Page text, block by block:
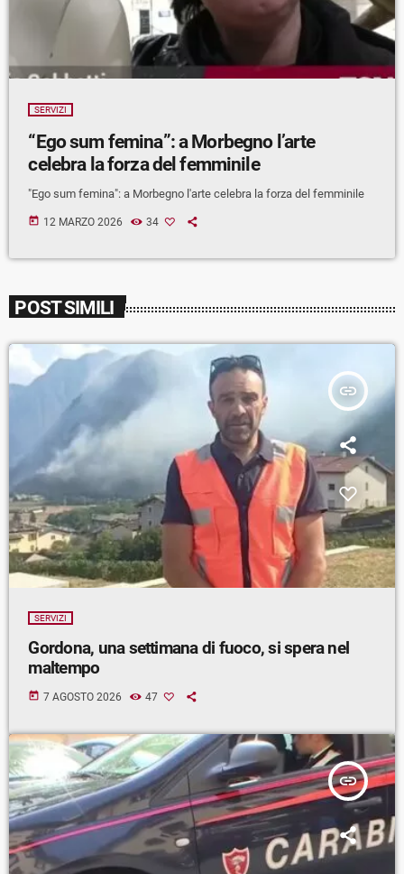
SERVIZI
“Ego sum femina”: a Morbegno l’arte
celebra la forza del femminile
"Ego sum femina": a Morbegno l'arte celebra la forza del femminile
today 12 MARZO 2026 34
POST SIMILI
insert_link
SERVIZI
Gordona, una settimana di fuoco, si spera nel
maltempo
today 7 AGOSTO 2026 47
insert_link